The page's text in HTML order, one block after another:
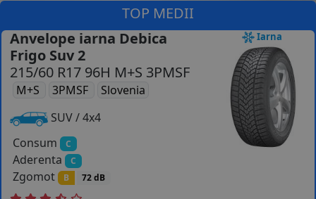
TOP MEDII
Iarna
Anvelope iarna Debica
Frigo Suv 2
215/60 R17 96H M+S 3PMSF
M+S 3PMSF
Slovenia
SUV / 4x4
Consum
C
Aderenta C
Zgomot B 72 dB